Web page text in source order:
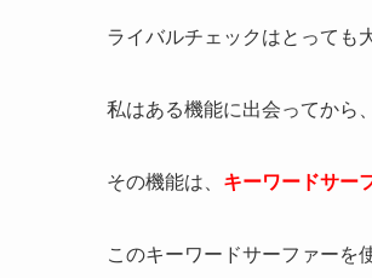
ライバルチェックはとっても
私はある機能に出会ってから
その機能は、 キーワードサー
このキーワードサーファーを